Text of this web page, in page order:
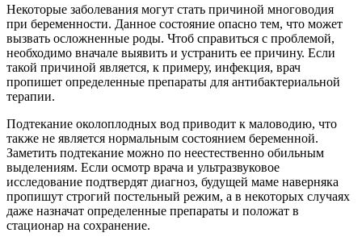
Некоторые заболевания могут стать причиной многоводия
при беременности. Данное состояние опасно тем, что может
вызвать осложненные роды. Чтоб справиться с проблемой,
необходимо вначале выявить и устранить ее причину. Если
такой причиной является, к примеру, инфекция, врач
пропишет определенные препараты для антибактериальной
терапии.
Подтекание околоплодных вод приводит к маловодию, что
также не является нормальным состоянием беременной.
Заметить подтекание можно по неестественно обильным
выделениям. Если осмотр врача и ультразвуковое
исследование подтвердят диагноз, будущей маме наверняка
пропишут строгий постельный режим, а в некоторых случаях
даже назначат определенные препараты и положат в
стационар на сохранение.